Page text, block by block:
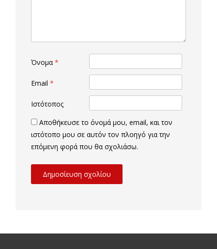
Όνομα *
Email *
Ιστότοπος
Αποθήκευσε το όνομά μου, email, και τον
ιστότοπο μου σε αυτόν τον πλοηγό για την
επόμενη φορά που θα σχολιάσω.